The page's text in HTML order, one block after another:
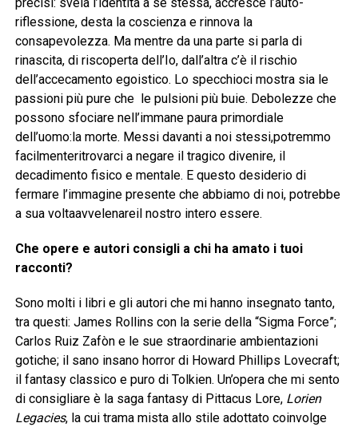
precisi: svela l’identità a se stessa, accresce l’auto-
riflessione, desta la coscienza e rinnova la
consapevolezza. Ma mentre da una parte si parla di
rinascita, di riscoperta dell’Io, dall’altra c’è il rischio
dell’accecamento egoistico. Lo specchioci mostra sia le
passioni più pure che le pulsioni più buie. Debolezze che
possono sfociare nell’immane paura primordiale
dell’uomo:la morte. Messi davanti a noi stessi,potremmo
facilmenteritrovarci a negare il tragico divenire, il
decadimento fisico e mentale. E questo desiderio di
fermare l’immagine presente che abbiamo di noi, potrebbe
a sua voltaavvelenareil nostro intero essere.
Che opere e autori consigli a chi ha amato i tuoi
racconti?
Sono molti i libri e gli autori che mi hanno insegnato tanto,
tra questi: James Rollins con la serie della “Sigma Force”;
Carlos Ruiz Zafòn e le sue straordinarie ambientazioni
gotiche; il sano insano horror di Howard Phillips Lovecraft;
il fantasy classico e puro di Tolkien. Un’opera che mi sento
di consigliare è la saga fantasy di Pittacus Lore, Lorien
Legacies, la cui trama mista allo stile adottato coinvolge